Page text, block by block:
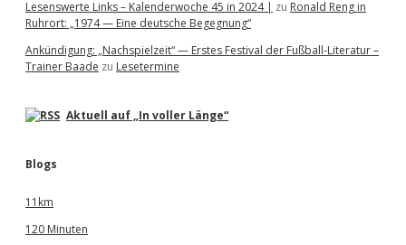
Lesenswerte Links – Kalenderwoche 45 in 2024 | zu Ronald Reng in
Ruhrort: „1974 — Eine deutsche Begegnung“
Ankündigung: „Nachspielzeit“ — Erstes Festival der Fußball-Literatur –
Trainer Baade zu Lesetermine
Aktuell auf „In voller Länge“
Blogs
11km
120 Minuten